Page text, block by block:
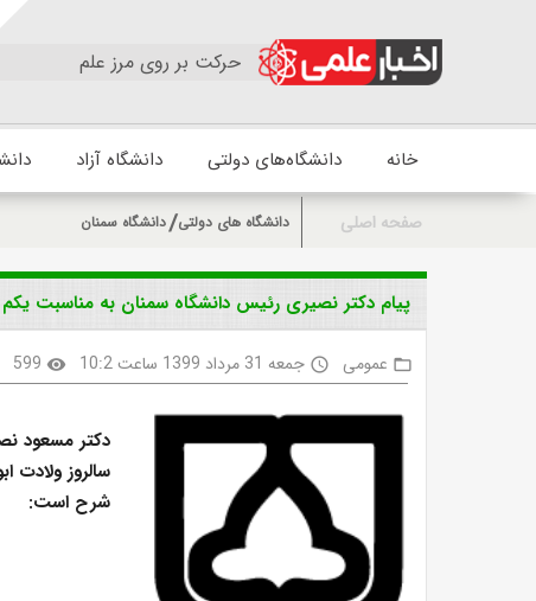
حرکت بر روی مرز علم
خانه دانشگاه‌های دولتی دانشگاه آزاد
صفحه اصلی دانشگاه های دولتی دانشگاه سمنان
پیام دکتر نصیری رئیس دانشگاه سمنان به مناسبت
folder_open عمومی access_time جمعه 31 مرداد 1399 ساعت 10:2 visibility
599
دکتر مسعود
سالروز ولادت
شرح است: